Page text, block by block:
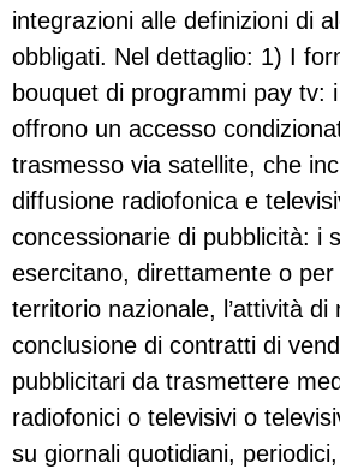
integrazioni alle definizioni di
obbligati. Nel dettaglio: 1) I
bouquet di programmi pay tv:
offrono un accesso
trasmesso via satellite, che
diffusione radiofonica e
concessionarie di pubblicità: i
esercitano, direttamente o per
territorio nazionale, l’attività di
conclusione di contratti di
pubblicitari da trasmettere
radiofonici o televisivi o
su giornali quotidiani,